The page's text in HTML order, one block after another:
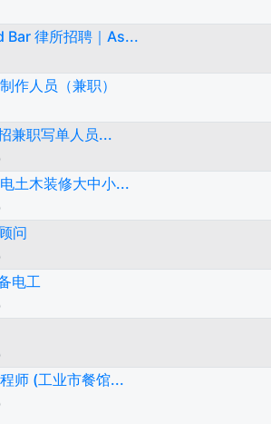
Bar 律所招聘｜As...
作人员（兼职）
兼职写单人员...
土木装修大中小...
问
电工
师 (工业市餐馆...